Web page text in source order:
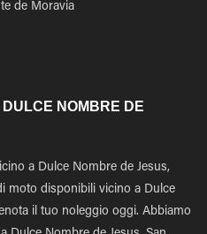
de Moravia
DULCE NOMBRE DE
a Dulce Nombre de Jesus,
moto disponibili vicino a Dulce
il tuo noleggio oggi. Abbiamo